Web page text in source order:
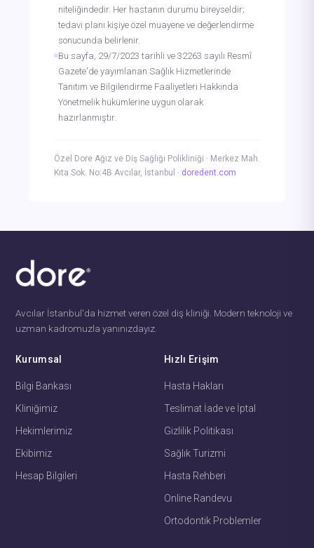
niteliğindedir. Her hastanın durumu bireyseldir;
tedavi planı kişiye özel muayene ve değerlendirme
sonucunda belirlenir.
Bu sayfa, 29/7/2023 tarihli ve 32263 sayılı Resmî
Gazete'de yayımlanan Sağlık Hizmetlerinde
Tanıtım ve Bilgilendirme Faaliyetleri Hakkında
Yönetmelik hükümlerine uygun olarak
hazırlanmıştır.
Özel Dore Ağız ve Diş Sağlığı Polikliniği · Merkez Mah.
Kıta Sok. No:4B Avcılar, İstanbul · doredent.com
Avcılar İstanbul'da hizmet veren özel diş kliniği. Modern teknoloji ve
uzman kadromuzla yanınızdayız.
Kurumsal
Bilgi Bankası
Kliniğimiz
Hekimlerimiz
Ekibimiz
Hesap Bilgileri
Hızlı Erişim
Hasta Hakları
Teslimat İade ve İptal
Gizlilik Politikası
Sağlık Turizmi
Hasta Rehberi
Online Randevu
Ortodontik Problemler